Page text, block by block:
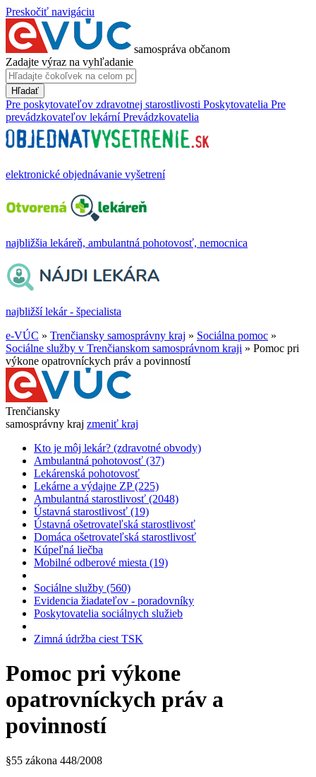
Preskočiť navigáciu
samospráva občanom
Zadajte výraz na vyhľadanie
Hľadať
Pre poskytovateľov zdravotnej starostlivosti Poskytovatelia Pre
prevádzkovateľov lekární Prevádzkovatelia
elektronické objednávanie vyšetrení
najbližšia lekáreň, ambulantná pohotovosť, nemocnica
najbližší lekár - špecialista
e-VÚC » Trenčiansky samosprávny kraj » Sociálna pomoc »
Sociálne služby v Trenčianskom samosprávnom kraji » Pomoc pri
výkone opatrovníckych práv a povinností
Trenčiansky
samosprávny kraj zmeniť kraj
Kto je môj lekár? (zdravotné obvody)
Ambulantná pohotovosť (37)
Lekárenská pohotovosť
Lekárne a výdajne ZP (225)
Ambulantná starostlivosť (2048)
Ústavná starostlivosť (19)
Ústavná ošetrovateľská starostlivosť
Domáca ošetrovateľská starostlivosť
Kúpeľná liečba
Mobilné odberové miesta (19)
Sociálne služby (560)
Evidencia žiadateľov - poradovníky
Poskytovatelia sociálnych služieb
Zimná údržba ciest TSK
Pomoc pri výkone
opatrovníckych práv a
povinností
§55 zákona 448/2008